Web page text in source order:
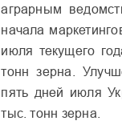
аграрным
начала
июля текущего
тонн зерна.
пять дней июля
тыс. тонн зерна.